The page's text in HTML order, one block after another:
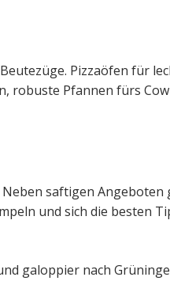
Pizzaöfen für
robuste Pfannen fürs
saftigen Angeboten
und sich die besten
galoppier nach